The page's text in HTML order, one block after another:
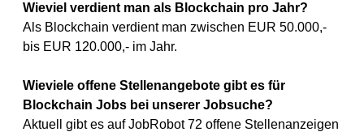
Wieviel verdient man als Blockchain pro Jahr?
Als Blockchain verdient man zwischen EUR 50.000,-
bis EUR 120.000,- im Jahr.
Wieviele offene Stellenangebote gibt es für
Blockchain Jobs bei unserer Jobsuche?
Aktuell gibt es auf JobRobot 72 offene Stellenanzeigen